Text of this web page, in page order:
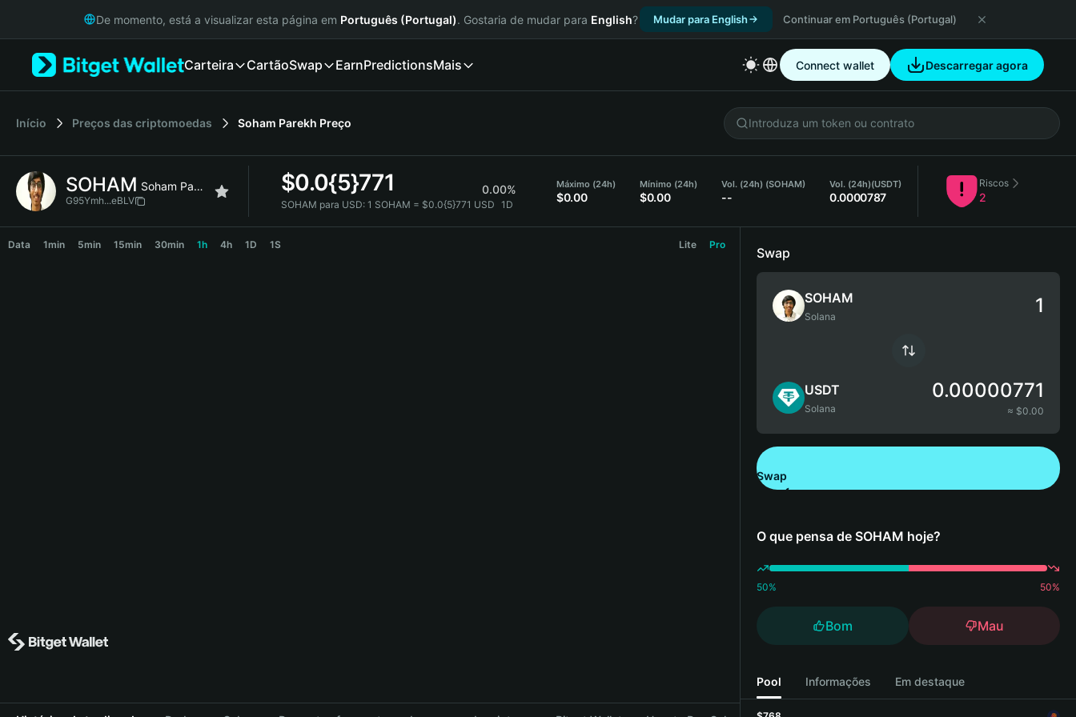
Русский
Italiano
简体中文
繁體中文
Bahasa Indonesia
De momento, está a visualizar esta página em Português (Portugal). Gostaria de mudar para English? Mudar para English Continuar em Português (Portugal)
Carteira CartãoSwap EarnPredictionsMais Connect wallet Descarregar agora
Início Preços das criptomoedas Soham Parekh Preço
SOHAM Soham Parekh
G95Ymh...eBLV
$0.0{5}771 0.00%
SOHAM para USD: 1 SOHAM = $0.0{5}771 USD 1D
Máximo (24h)
$0.00
Mínimo (24h)
$0.00
Vol. (24h) (SOHAM)
--
Vol. (24h)(USDT)
0.0000787
Riscos
2
Data 1min 5min 15min 30min 1h 4h 1D 1S Lite Pro
Swap
SOHAM
Solana
USDT
Solana
0.00000771
≈ $0.00
Swap
O que pensa de SOHAM hoje?
50% 50%
Bom Mau
Pool Informações Em destaque